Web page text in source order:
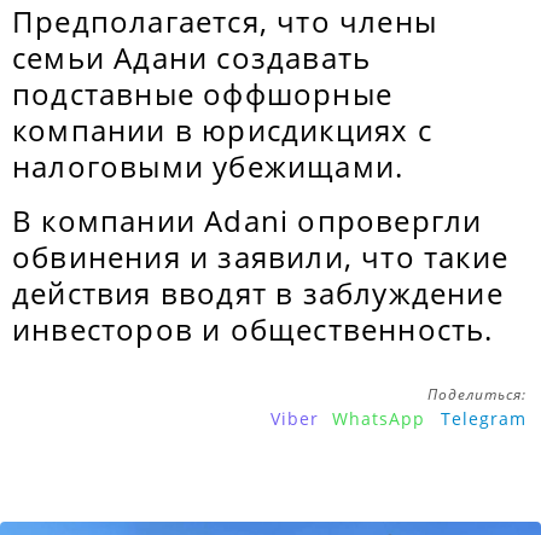
Предполагается, что члены
семьи Адани создавать
подставные оффшорные
компании в юрисдикциях с
налоговыми убежищами.
В компании Adani опровергли
обвинения и заявили, что такие
действия вводят в заблуждение
инвесторов и общественность.
Поделиться:
Viber WhatsApp Telegram